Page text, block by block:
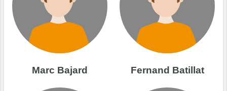
Marc Bajard Fernand Batillat